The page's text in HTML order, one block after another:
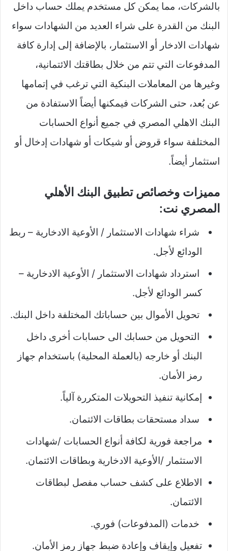
بالشركات، مما يمكن كل مستخدم يملك حساب داخل
البنك من القدرة على شراء العديد من الشهادات سواء
شهادات الادخار أو الاستثمار، بالإضافة إلى إدارة كافة
المدفوعات التي تتم من خلال بطاقتك الائتمانية،
وغيرها من المعاملات البنكية التي ترغب في إتمامها
عن بُعد، حتى الشركات فيمكنها أيضاً الاستفادة من
البنك الاهلي المصري في جميع أنواع الحسابات
المختلفة سواء قروض أو شيكات أو شهادات إدخال أو
استثمار أيضاً.
مميزات وخصائص تطبيق البنك الأهلي
المصري نت:
شراء شهادات الاستثمار / الأوعية الادخارية – ربط
الودائع لأجل.
استرداد شهادات الاستثمار / الأوعية الادخارية –
كسر الودائع لأجل.
تحويل الأموال بين حساباتك المختلفة داخل البنك.
التحويل من حسابك الى حسابات أخرى داخل
البنك أو خارجه (بالعملة المحلية) باستخدام جهاز
رمز الأمان.
إمكانية تنفيذ التحويلات المتكررة آلياً.
سداد مستحقات بطاقات الائتمان.
مراجعة فورية لكافة أنواع الحسابات /شهادات
الاستثمار /الأوعية الادخارية وبطاقات الائتمان.
الاطلاع على كشف حساب مفصل لبطاقات
الائتمان.
خدمات (المدفوعات) فوري.
تفعيل وإيقاف وإعادة ضبط جهاز رمز الأمان.